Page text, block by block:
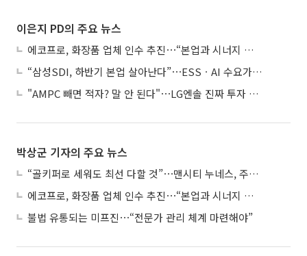
이은지 PD의 주요 뉴스
에코프로, 화장품 업체 인수 추진⋯“본업과 시너지 부족”
“삼성SDI, 하반기 본업 살아난다”⋯ESSㆍAI 수요가 견인
"AMPC 빼면 적자? 말 안 된다"⋯LG엔솔 진짜 투자 포인트는
박상군 기자의 주요 뉴스
“골키퍼로 세워도 최선 다할 것”⋯맨시티 누네스, 주전 경쟁 각오
에코프로, 화장품 업체 인수 추진⋯“본업과 시너지 부족”
불법 유통되는 미프진⋯“전문가 관리 체계 마련해야”